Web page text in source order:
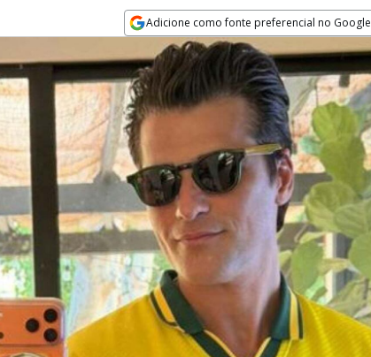
Adicione como fonte preferencial no Google
Opens in new window